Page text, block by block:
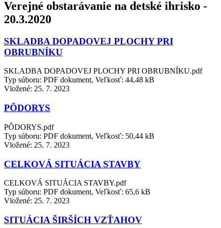
Verejné obstarávanie na detské ihrisko -
20.3.2020
SKLADBA DOPADOVEJ PLOCHY PRI
OBRUBNÍKU
SKLADBA DOPADOVEJ PLOCHY PRI OBRUBNÍKU.pdf
Typ súboru: PDF dokument, Veľkosť: 44,48 kB
Vložené: 25. 7. 2023
PÔDORYS
PÔDORYS.pdf
Typ súboru: PDF dokument, Veľkosť: 50,44 kB
Vložené: 25. 7. 2023
CELKOVÁ SITUÁCIA STAVBY
CELKOVÁ SITUÁCIA STAVBY.pdf
Typ súboru: PDF dokument, Veľkosť: 65,6 kB
Vložené: 25. 7. 2023
SITUÁCIA ŠIRŠÍCH VZŤAHOV